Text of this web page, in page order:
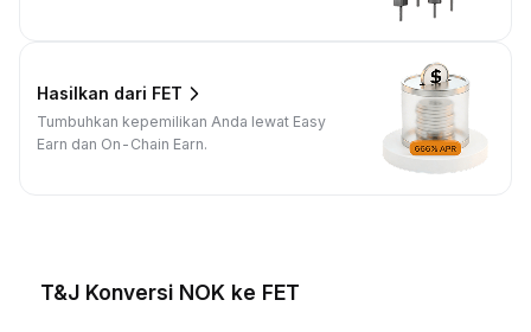
Hasilkan dari FET
Tumbuhkan kepemilikan Anda lewat Easy
Earn dan On-Chain Earn.
T&J Konversi NOK ke FET